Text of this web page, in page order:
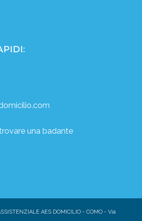
una badante
AES DOMICILIO - COMO - Via